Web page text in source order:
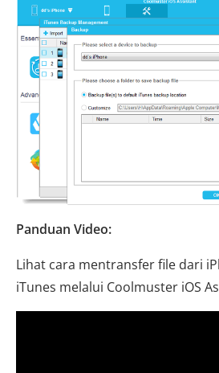
Panduan Video:
Lihat cara mentransfer file dari
iTunes melalui Coolmuster iOS